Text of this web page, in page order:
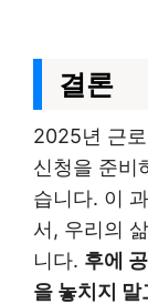
결론
2025년 근
신청을 준비
습니다. 이
서, 우리의
니다. 후에
을 놓치지